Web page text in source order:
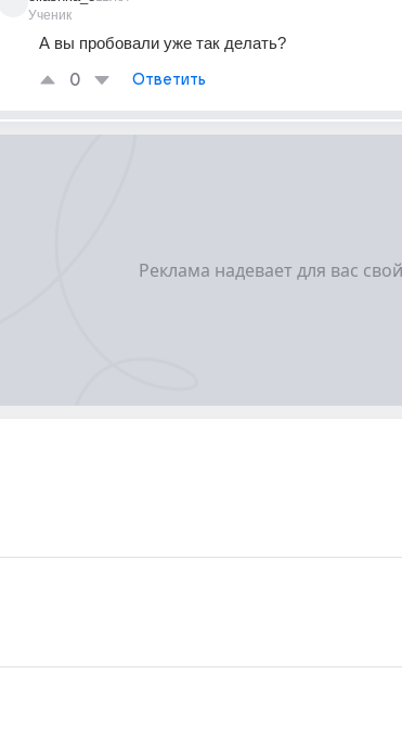
Ученик
А вы пробовали уже так делать?
0 Ответить